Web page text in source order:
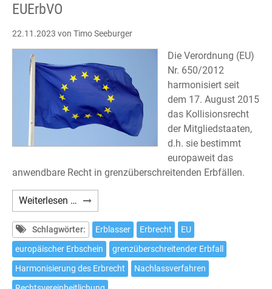
EUErbVO
22.11.2023 von Timo Seeburger
Die Verordnung (EU)
Nr. 650/2012
harmonisiert seit
dem 17. August 2015
das Kollisionsrecht
der Mitgliedstaaten,
d.h. sie bestimmt
europaweit das
anwendbare Recht in grenzüberschreitenden Erbfällen.
Weiterlesen … Gerichtsstandsvereinbarung
nach
Artikel
5
EUErbVO
Schlagwörter: Erblasser Erbrecht
EU
europäischer Erbschein
grenzüberschreitender Erbfall
Harmonisierung des Erbrecht
Nachlassverfahren